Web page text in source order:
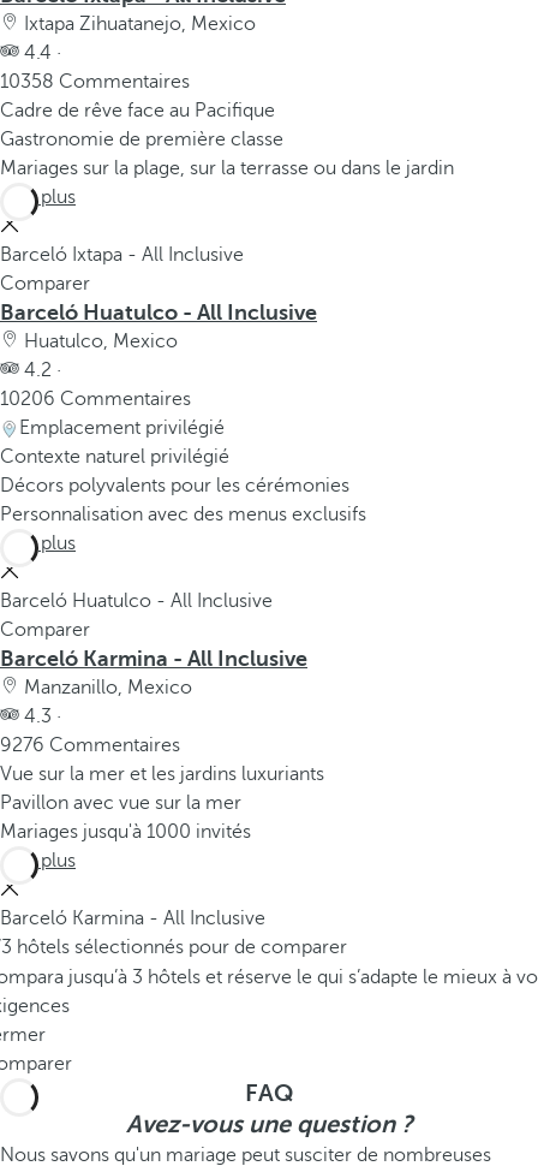
Ixtapa Zihuatanejo, Mexico
4.4 ·
10358 Commentaires
Cadre de rêve face au Pacifique
Gastronomie de première classe
Mariages sur la plage, sur la terrasse ou dans le jardin
Voir plus
Barceló Ixtapa - All Inclusive
Comparer
Barceló Huatulco - All Inclusive
Huatulco, Mexico
4.2 ·
10206 Commentaires
Emplacement privilégié
Contexte naturel privilégié
Décors polyvalents pour les cérémonies
Personnalisation avec des menus exclusifs
Voir plus
Barceló Huatulco - All Inclusive
Comparer
Barceló Karmina - All Inclusive
Manzanillo, Mexico
4.3 ·
9276 Commentaires
Vue sur la mer et les jardins luxuriants
Pavillon avec vue sur la mer
Mariages jusqu'à 1000 invités
Voir plus
Barceló Karmina - All Inclusive
hôtels sélectionnés pour de comparer
jusqu’à 3 hôtels et réserve le qui s’adapte le mieux à
FAQ
Avez-vous une question ?
Nous savons qu'un mariage peut susciter de nombreuses